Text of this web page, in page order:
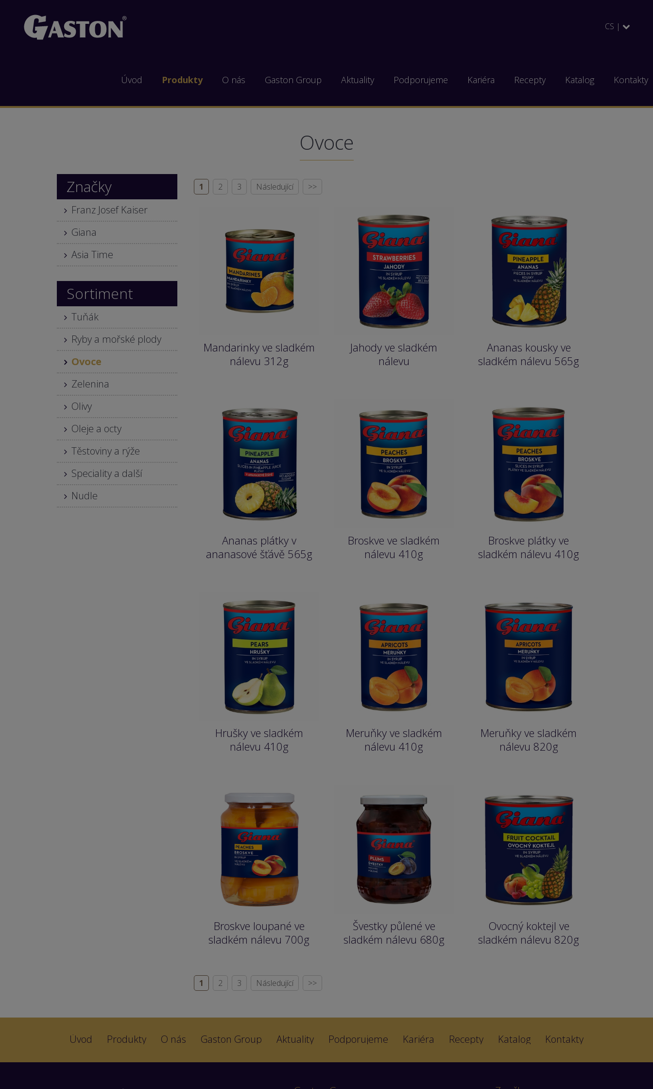
CS |
Úvod Produkty O nás Gaston Group Aktuality Podporujeme Kariéra Recepty Katalog Kontakty
Ovoce
Značky
Franz Josef Kaiser
Giana
Asia Time
Sortiment
Tuňák
Ryby a mořské plody
Ovoce
Zelenina
Olivy
Oleje a octy
Těstoviny a rýže
Speciality a další
Nudle
1 2 3 Následující >>
Mandarinky ve sladkém
nálevu 312g
Jahody ve sladkém
nálevu
Ananas kousky ve
sladkém nálevu 565g
Ananas plátky v
ananasové šťávě 565g
Broskve ve sladkém
nálevu 410g
Broskve plátky ve
sladkém nálevu 410g
Hrušky ve sladkém
nálevu 410g
Meruňky ve sladkém
nálevu 410g
Meruňky ve sladkém
nálevu 820g
Broskve loupané ve
sladkém nálevu 700g
Švestky půlené ve
sladkém nálevu 680g
Ovocný koktejl ve
sladkém nálevu 820g
1 2 3 Následující >>
Úvod Produkty O nás Gaston Group Aktuality Podporujeme Kariéra Recepty Katalog Kontakty